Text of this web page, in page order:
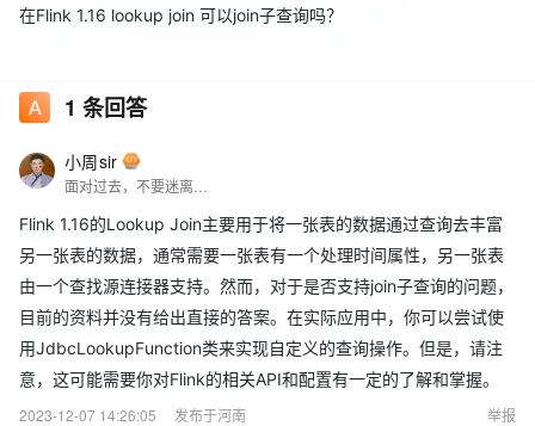
在Flink 1.16 lookup join 可以join子查询吗？
1 条回答
小周sir
Flink 1.16的Lookup Join主要用于将一张表的数据通过查询去丰富
另一张表的数据，通常需要一张表有一个处理时间属性，另一张表
由一个查找源连接器支持。然而，对于是否支持join子查询的问题，
目前的资料并没有给出直接的答案。在实际应用中，你可以尝试使
用JdbcLookupFunction类来实现自定义的查询操作。但是，请注
意，这可能需要你对Flink的相关API和配置有一定的了解和掌握。
2023-12-07 14:26:05
发布于河南 举报